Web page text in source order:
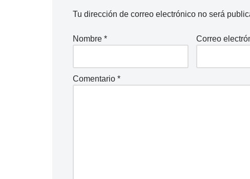
Tu dirección de correo electrónico no será
Nombre * Correo
Comentario *